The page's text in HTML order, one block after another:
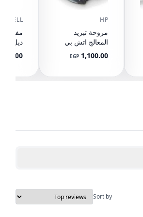
HP
مروحة تبريد
المعالج اتش بي
L20335-001
1,100.00
EGP
DELL
مفصلات
380.00
Sort by